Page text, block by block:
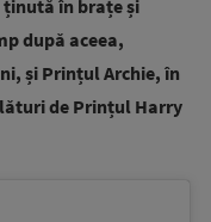
în brațe și
după aceea,
și Prințul Archie, în
de Prințul Harry